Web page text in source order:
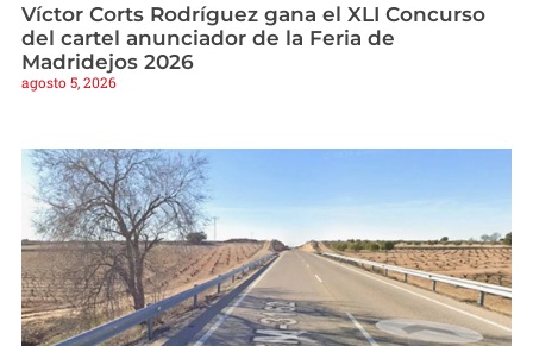
Víctor Corts Rodríguez gana el XLI Concurso
del cartel anunciador de la Feria de
Madridejos 2026
agosto 5, 2026